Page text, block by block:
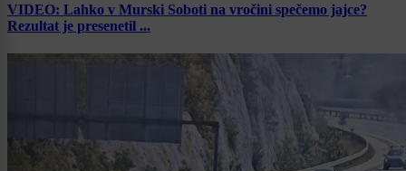
VIDEO: Lahko v Murski Soboti na vročini spečemo jajce?
Rezultat je presenetil ...